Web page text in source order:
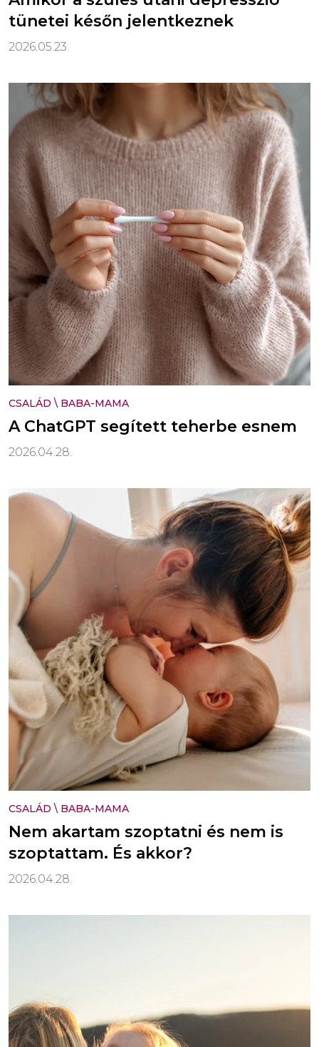
tünetei későn jelentkeznek
2026.05.23.
CSALÁD \ BABA-MAMA
A ChatGPT segített teherbe esnem
2026.04.28.
CSALÁD \ BABA-MAMA
Nem akartam szoptatni és nem is
szoptattam. És akkor?
2026.04.28.